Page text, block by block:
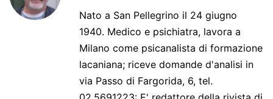
Nato a San Pellegrino il 24 giugno
1940. Medico e psichiatra, lavora a
Milano come psicanalista di formazione
lacaniana; riceve domande d'analisi in
via Passo di Fargorida, 6, tel.